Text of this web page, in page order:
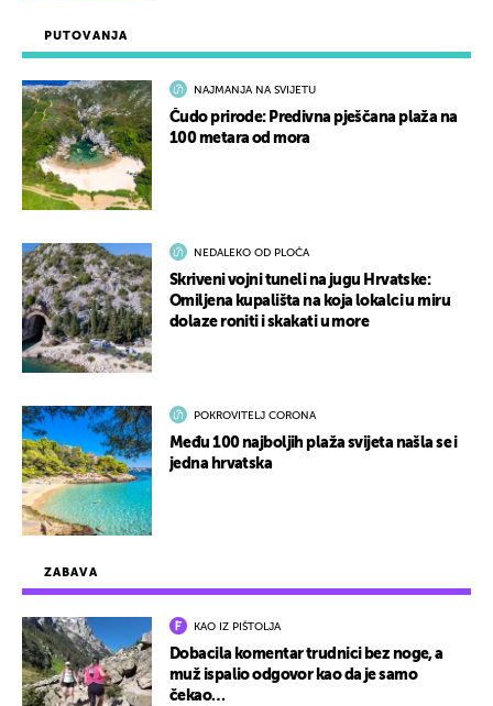
ZABAVA
KAO IZ PIŠTOLJA
Dobacila komentar trudnici bez noge, a
muž ispalio odgovor kao da je samo
čekao…
PUTOVANJA
NAJMANJA NA SVIJETU
Čudo prirode: Predivna pješčana plaža na
100 metara od mora
NEDALEKO OD PLOČA
Skriveni vojni tuneli na jugu Hrvatske:
Omiljena kupališta na koja lokalci u miru
dolaze roniti i skakati u more
POKROVITELJ CORONA
Među 100 najboljih plaža svijeta našla se i
jedna hrvatska